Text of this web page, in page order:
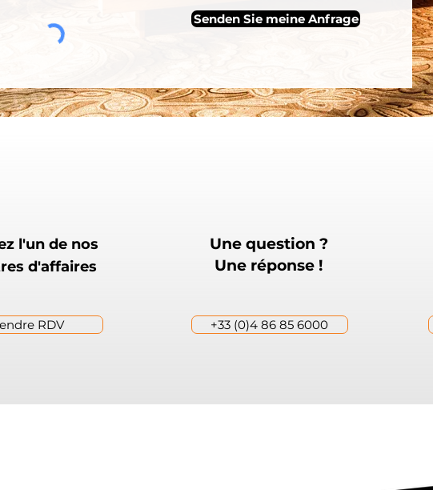
Senden Sie meine Anfrage
l'un de nos
d'affaires
RDV
Une question ?
Une réponse !
+33 (0)4 86 85 6000